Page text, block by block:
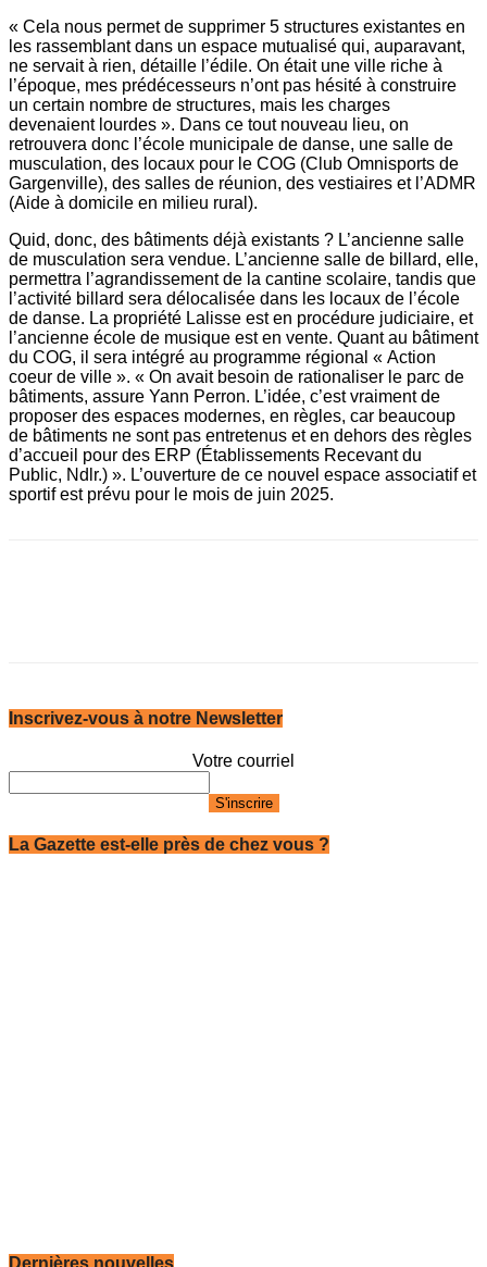
« Cela nous permet de supprimer 5 structures existantes en
les rassemblant dans un espace mutualisé qui, auparavant,
ne servait à rien, détaille l’édile. On était une ville riche à
l’époque, mes prédécesseurs n’ont pas hésité à construire
un certain nombre de structures, mais les charges
devenaient lourdes ». Dans ce tout nouveau lieu, on
retrouvera donc l’école municipale de danse, une salle de
musculation, des locaux pour le COG (Club Omnisports de
Gargenville), des salles de réunion, des vestiaires et l’ADMR
(Aide à domicile en milieu rural).
Quid, donc, des bâtiments déjà existants ? L’ancienne salle
de musculation sera vendue. L’ancienne salle de billard, elle,
permettra l’agrandissement de la cantine scolaire, tandis que
l’activité billard sera délocalisée dans les locaux de l’école
de danse. La propriété Lalisse est en procédure judiciaire, et
l’ancienne école de musique est en vente. Quant au bâtiment
du COG, il sera intégré au programme régional « Action
coeur de ville ». « On avait besoin de rationaliser le parc de
bâtiments, assure Yann Perron. L’idée, c’est vraiment de
proposer des espaces modernes, en règles, car beaucoup
de bâtiments ne sont pas entretenus et en dehors des règles
d’accueil pour des ERP (Établissements Recevant du
Public, Ndlr.) ». L’ouverture de ce nouvel espace associatif et
sportif est prévu pour le mois de juin 2025.
Inscrivez-vous à notre Newsletter
Votre courriel
La Gazette est-elle près de chez vous ?
Dernières nouvelles